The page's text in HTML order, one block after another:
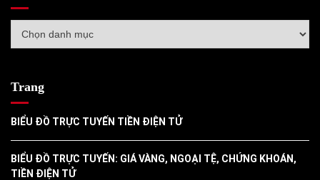
mục
Trang
BIỂU ĐỒ TRỰC TUYẾN TIỀN ĐIỆN TỬ
BIỂU ĐỒ TRỰC TUYẾN: GIÁ VÀNG, NGOẠI TỆ, CHỨNG KHOÁN,
TIỀN ĐIỆN TỬ